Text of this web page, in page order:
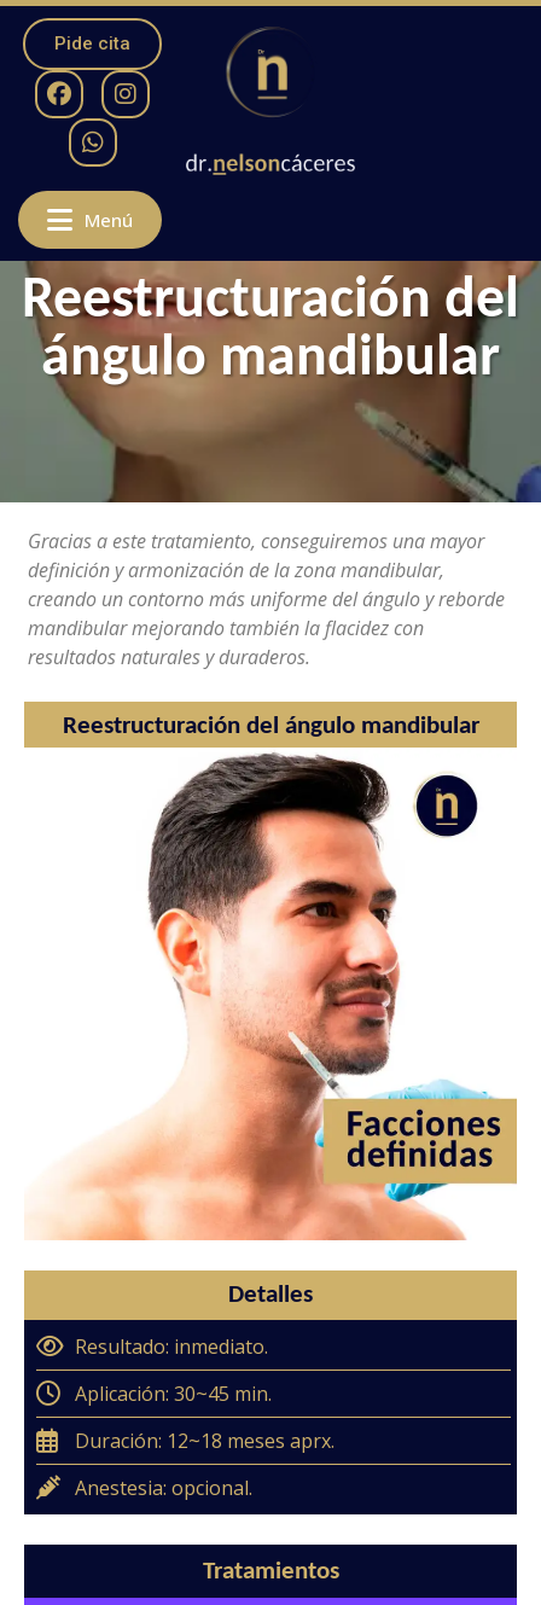
Pide cita
Menú
Reestructuración del
ángulo mandibular
Gracias a este tratamiento, conseguiremos una mayor
definición y armonización de la zona mandibular,
creando un contorno más uniforme del ángulo y reborde
mandibular mejorando también la flacidez con
resultados naturales y duraderos.
Reestructuración del ángulo mandibular
Detalles
Resultado: inmediato.
Aplicación: 30~45 min.
Duración: 12~18 meses aprx.
Anestesia: opcional.
Tratamientos